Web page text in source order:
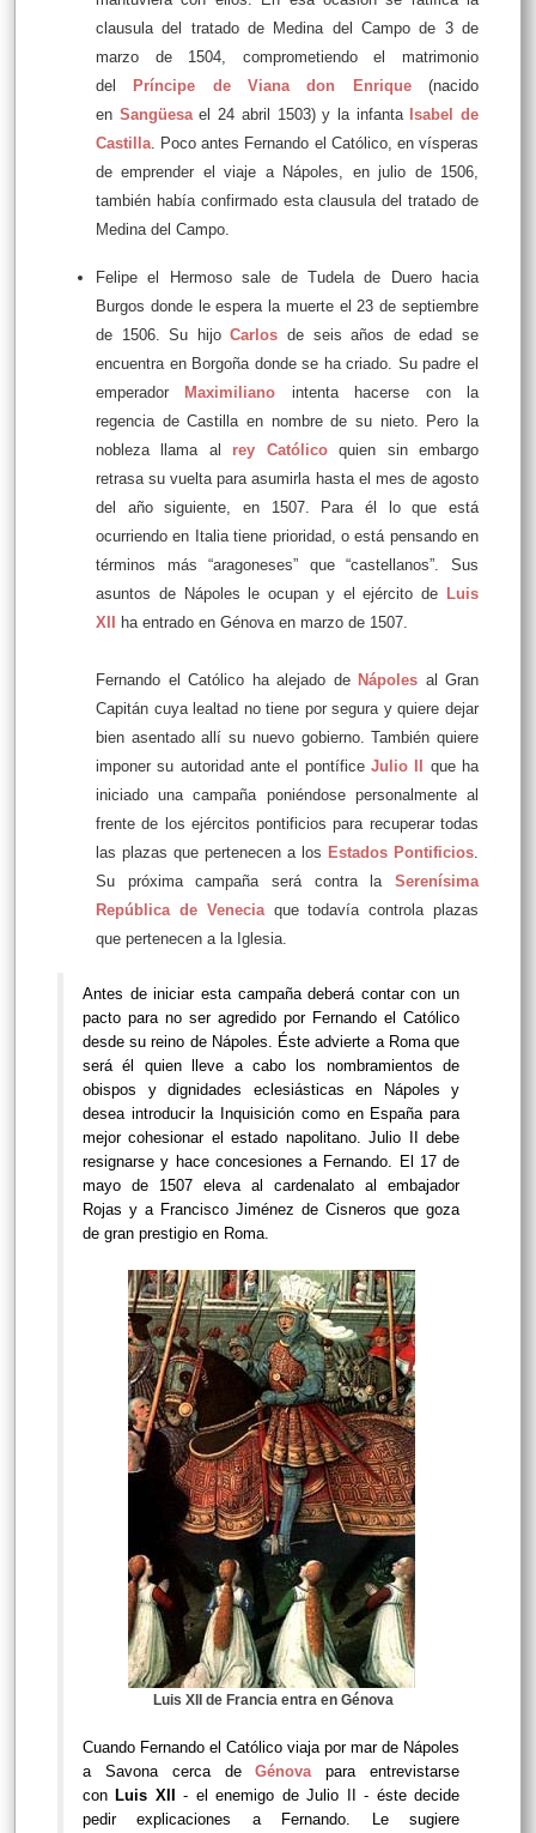
clausula del tratado de Medina del Campo de 3 de
marzo de 1504, comprometiendo el matrimonio
del
Príncipe de Viana don Enrique
(nacido
en Sangüesa el 24 abril 1503) y la infanta Isabel de
Castilla. Poco antes Fernando el Católico, en vísperas
de emprender el viaje a Nápoles, en julio de 1506,
también había confirmado esta clausula del tratado de
Medina del Campo.
Felipe el Hermoso sale de Tudela de Duero hacia
Burgos donde le espera la muerte el 23 de septiembre
de 1506. Su hijoCarlosde seis años de edad se
encuentra en Borgoña donde se ha criado. Su padre el
emperador
Maximiliano
intenta hacerse con la
regencia de Castilla en nombre de su nieto. Pero la
nobleza llama al rey Católico
quien sin embargo
retrasa su vuelta para asumirla hasta el mes de agosto
del año siguiente, en 1507. Para él lo que está
ocurriendo en Italia tiene prioridad, o está pensando en
términos más “aragoneses” que “castellanos”. Sus
asuntos de Nápoles le ocupan y el ejército de Luis
XII
ha entrado en Génova en marzo de 1507.
Fernando el Católico ha alejado de Nápoles al Gran
Capitán cuya lealtad no tiene por segura y quiere dejar
bien asentado allí su nuevo gobierno. También quiere
imponer su autoridad ante el pontífice Julio II
que ha
iniciado una campaña poniéndose personalmente al
frente de los ejércitos pontificios para recuperar todas
las plazas que pertenecen a los Estados Pontificios.
Su próxima campaña será contra la Serenísima
República de Venecia que todavía controla plazas
que pertenecen a la Iglesia.
Antes de iniciar esta campaña deberá contar con un
pacto para no ser agredido por Fernando el Católico
desde su reino de Nápoles. Éste advierte a Roma que
será él quien lleve a cabo los nombramientos de
obispos y dignidades eclesiásticas en Nápoles y
desea introducir la Inquisición como en España para
mejor cohesionar el estado napolitano. Julio II debe
resignarse y hace concesiones a Fernando. El 17 de
mayo de 1507 eleva al cardenalato al embajador
Rojas y a Francisco Jiménez de Cisneros que goza
de gran prestigio en Roma.
Luis XII de Francia entra en Génova
Cuando Fernando el Católico viaja por mar de Nápoles
a Savona cerca deGénovapara entrevistarse
con Luis XII
- el enemigo de Julio II - éste decide
pedir explicaciones a Fernando. Le sugiere